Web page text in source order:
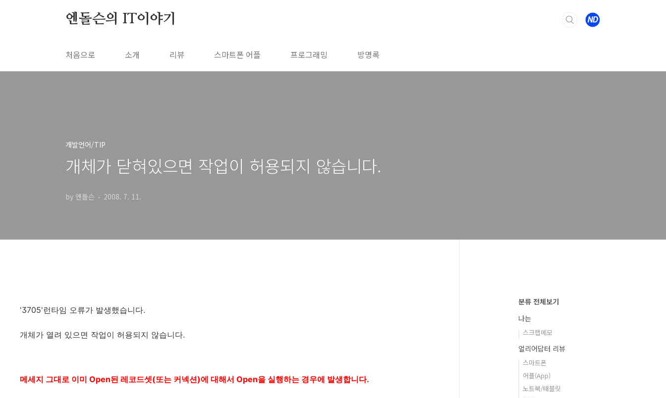
엔돌슨의 IT이야기
처음으로 소개 리뷰 스마트폰 어플 프로그래밍 방명록
개발언어/TIP
개체가 닫혀있으면 작업이 허용되지 않습니다.
by 엔돌슨 2008. 7. 11.
'3705'런타임 오류가 발생했습니다.
개체가 열려 있으면 작업이 허용되지 않습니다.
메세지 그대로 이미 Open된 레코드셋(또는 커넥션)에 대해서 Open을 실행하는 경우에 발생합니다.
분류 전체보기
나는
스크랩메모
얼리어답터 리뷰
스마트폰
어플(App)
노트북/태블릿